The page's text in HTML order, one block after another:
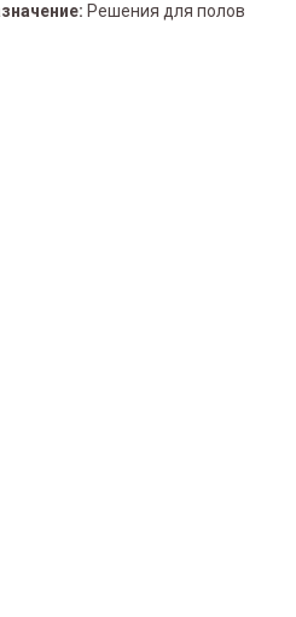
Решения для полов